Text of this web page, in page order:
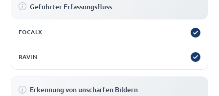
Geführter Erfassungsfluss
Erkennung von unscharfen Bildern